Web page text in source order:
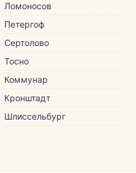
Ломоносов
Петергоф
Сертолово
Тосно
Коммунар
Кронштадт
Шлиссельбург